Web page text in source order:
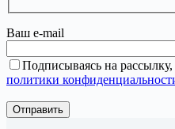
Ваш e-mail
Подписываясь на
политики